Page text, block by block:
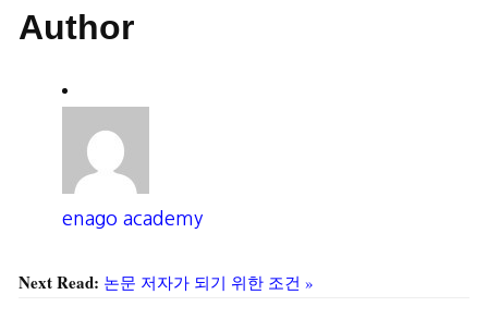
Author
enago academy
Next Read: 논문 저자가 되기 위한 조건 »